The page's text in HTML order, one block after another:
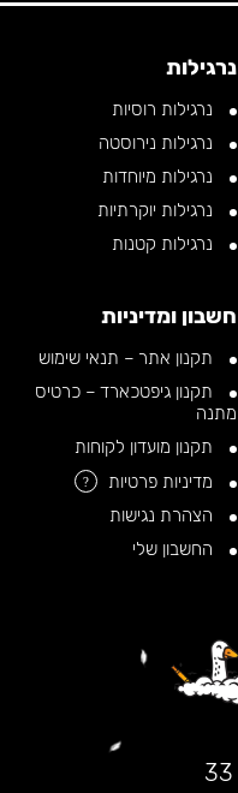
נרגילות
נרגילות רוסיות
נרגילות נירוסטה
נרגילות מיוחדות
נרגילות יוקרתיות
נרגילות קטנות
חשבון ומדיניות
תקנון אתר – תנאי שימוש
תקנון גיפטכארד – כרטיס
מתנה
תקנון מועדון לקוחות
מדיניות פרטיות
?
הצהרת נגישות
החשבון שלי